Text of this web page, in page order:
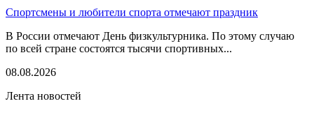
Спортсмены и любители спорта отмечают праздник
В России отмечают День физкультурника. По этому случаю
по всей стране состоятся тысячи спортивных...
08.08.2026
Лента новостей